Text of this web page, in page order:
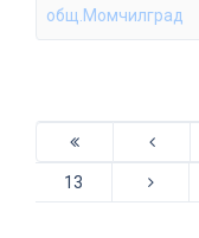
общ.Момчилград
13